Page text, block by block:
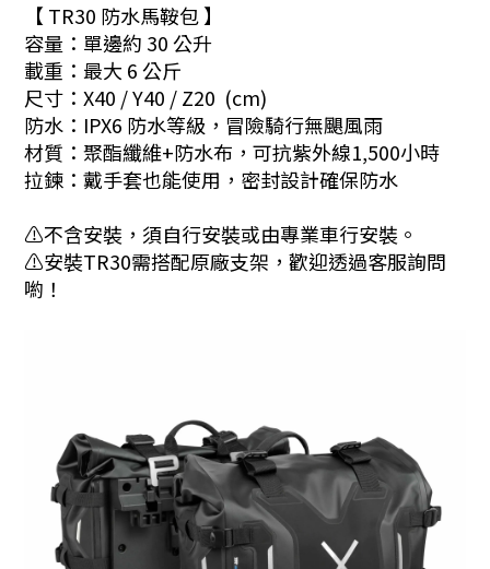
【 TR30 防水馬鞍包 】
容量：單邊約 30 公升
載重：最大 6 公斤
尺寸：X40 / Y40 / Z20 (cm)
防水：IPX6 防水等級，冒險騎行無颶風雨
材質：聚酯纖維+防水布，可抗紫外線1,500小時
拉鍊：戴手套也能使用，密封設計確保防水
⚠️不含安裝，須自行安裝或由專業車行安裝。
⚠️安裝TR30需搭配原廠支架，歡迎透過客服詢問
喲！